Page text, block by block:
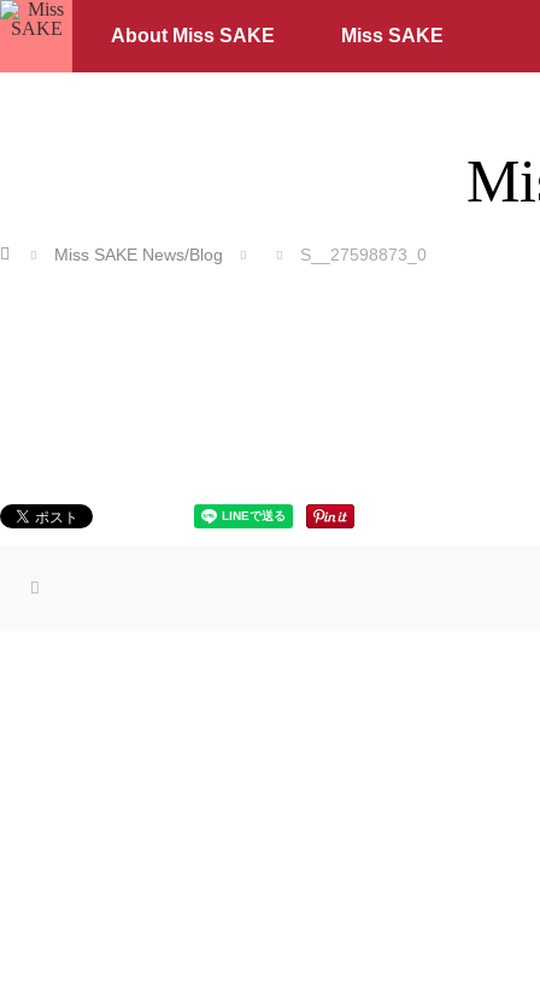
About Miss SAKE Miss SAKE
ホーム Miss SAKE News/Blog S__27598873_0